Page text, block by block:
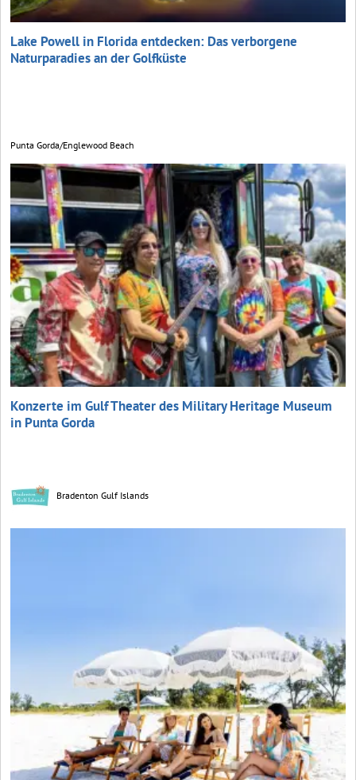
Lake Powell in Florida entdecken: Das verborgene
Naturparadies an der Golfküste
Punta Gorda/Englewood Beach
Konzerte im Gulf Theater des Military Heritage Museum
in Punta Gorda
Bradenton Gulf Islands